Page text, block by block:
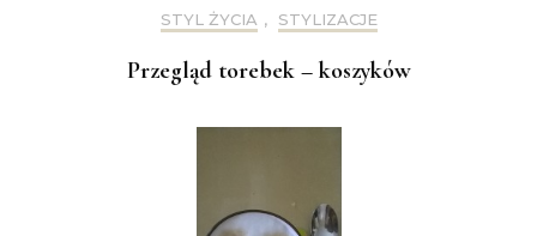
STYL ŻYCIA , STYLIZACJE
Przegląd torebek – koszyków